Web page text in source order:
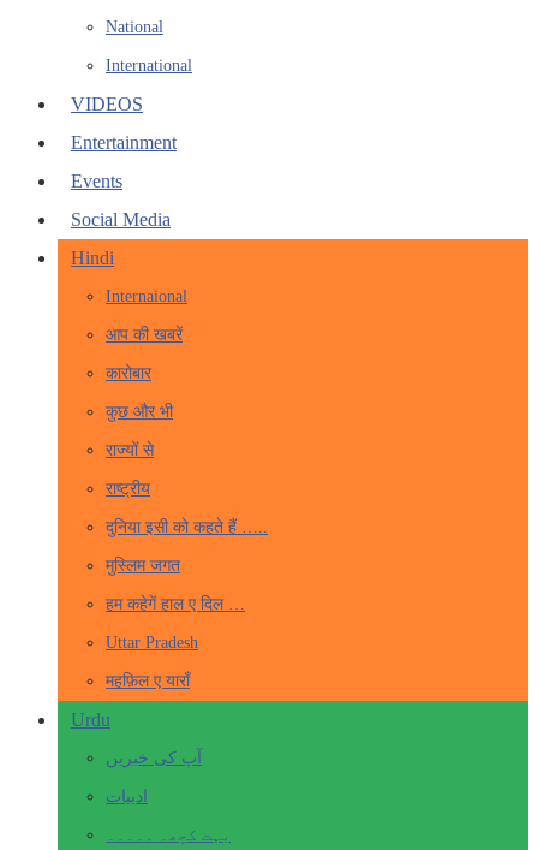
National
International
VIDEOS
Entertainment
Events
Social Media
Hindi
Internaional
आप की खबरें
कारोबार
कुछ और भी
राज्यों से
राष्ट्रीय
दुनिया इसी को कहते हैं …..
मुस्लिम जगत
हम कहेगें हाल ए दिल …
Uttar Pradesh
महफ़िल ए याराँ
Urdu
آپ کی خبریں
ادبیات
بہت کچھ۔ ۔۔۔۔۔